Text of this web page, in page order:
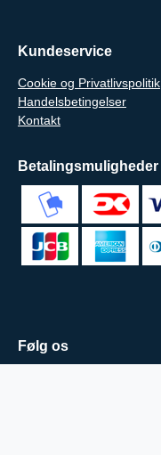
Kundeservice
Cookie og Privatlivspolitik
Handelsbetingelser
Kontakt
Betalingsmuligheder
Følg os